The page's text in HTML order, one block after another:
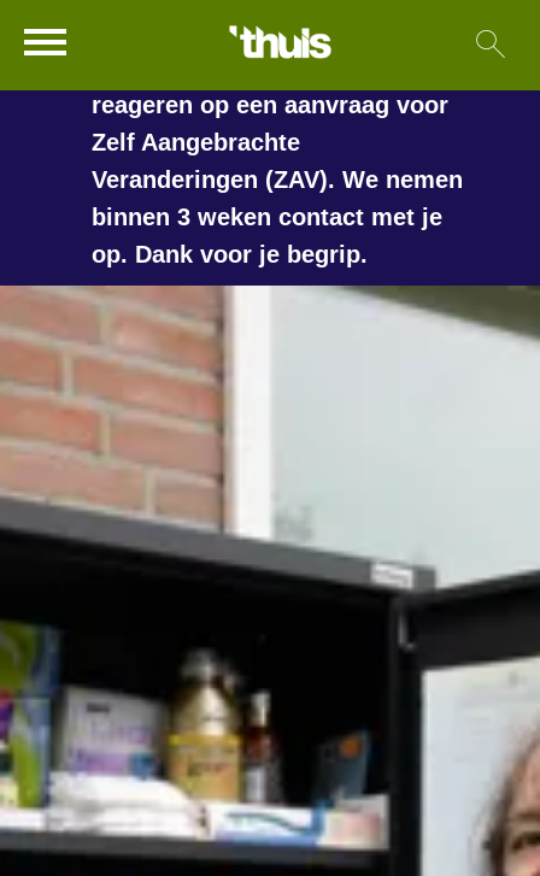
Naar hoofdinhoud
Naar hoofdnavigatiemenu
Naar zoeken
Naar de homepage
Ga naar Hoofd
langer duren voordat we
reageren op een aanvraag voor
Zelf Aangebrachte
Veranderingen (ZAV). We nemen
binnen 3 weken contact met je
op. Dank voor je begrip.